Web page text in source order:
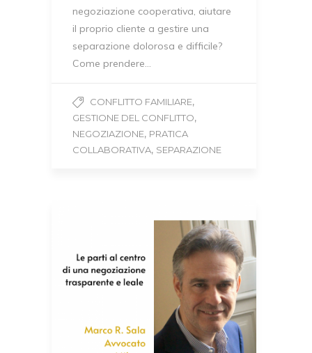
negoziazione cooperativa, aiutare
il proprio cliente a gestire una
separazione dolorosa e difficile?
Come prendere…
CONFLITTO FAMILIARE,
GESTIONE DEL CONFLITTO,
NEGOZIAZIONE, PRATICA
COLLABORATIVA, SEPARAZIONE